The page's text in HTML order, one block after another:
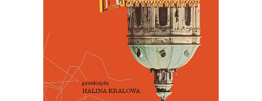
Pragi i czeskiej kultury – lektura
niezbędna.
29.50zł